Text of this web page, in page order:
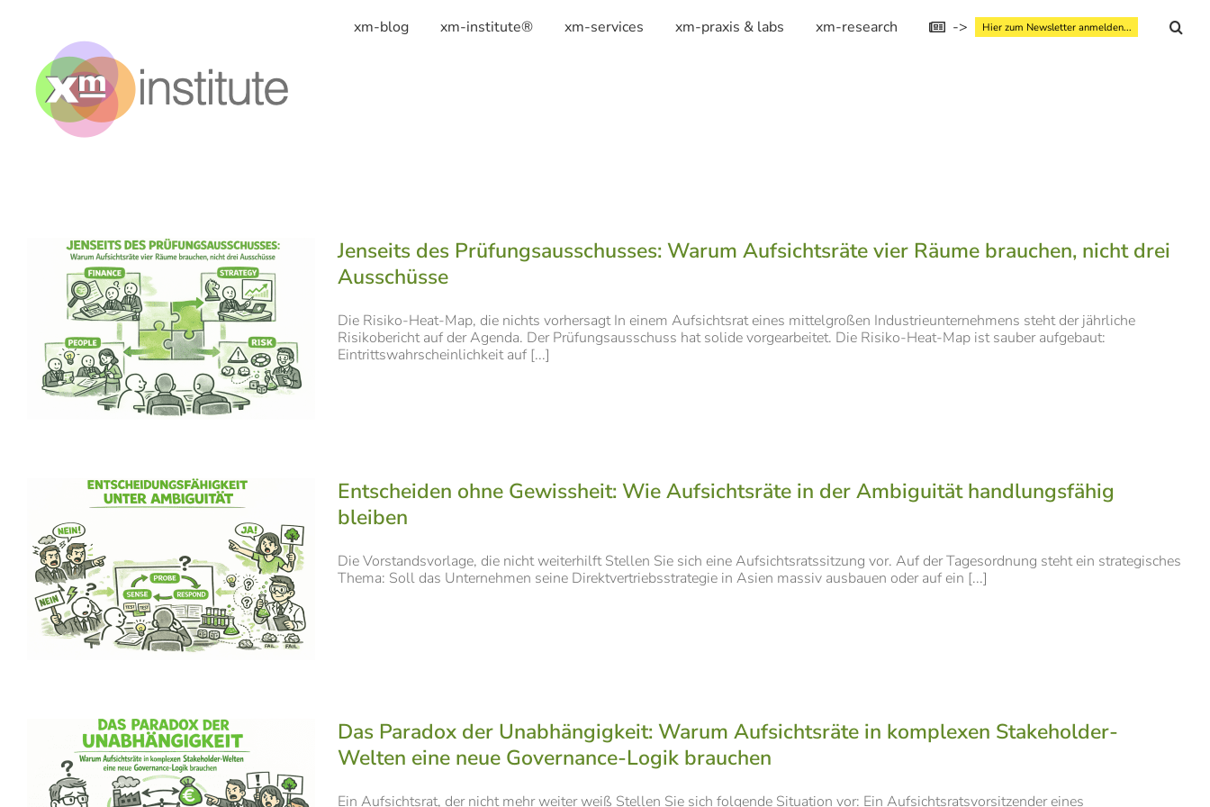
xm-blog xm-institute® xm-services xm-praxis & labs xm-research -> Hier zum Newsletter anmelden...
Jenseits des Prüfungsausschusses: Warum Aufsichtsräte vier Räume brauchen, nicht drei
Ausschüsse
Die Risiko-Heat-Map, die nichts vorhersagt In einem Aufsichtsrat eines mittelgroßen Industrieunternehmens steht der jährliche
Risikobericht auf der Agenda. Der Prüfungsausschuss hat solide vorgearbeitet. Die Risiko-Heat-Map ist sauber aufgebaut:
Eintrittswahrscheinlichkeit auf [...]
Entscheiden ohne Gewissheit: Wie Aufsichtsräte in der Ambiguität handlungsfähig
bleiben
Die Vorstandsvorlage, die nicht weiterhilft Stellen Sie sich eine Aufsichtsratssitzung vor. Auf der Tagesordnung steht ein strategisches
Thema: Soll das Unternehmen seine Direktvertriebsstrategie in Asien massiv ausbauen oder auf ein [...]
Das Paradox der Unabhängigkeit: Warum Aufsichtsräte in komplexen Stakeholder-
Welten eine neue Governance-Logik brauchen
Ein Aufsichtsrat, der nicht mehr weiter weiß Stellen Sie sich folgende Situation vor: Ein Aufsichtsratsvorsitzender eines